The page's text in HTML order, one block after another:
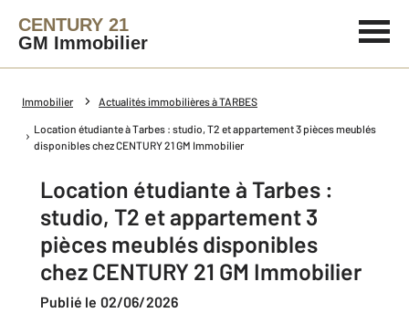
CENTURY 21
GM Immobilier
Immobilier Actualités immobilières à TARBES
Location étudiante à Tarbes : studio, T2 et appartement 3 pièces meublés
disponibles chez CENTURY 21 GM Immobilier
Location étudiante à Tarbes :
studio, T2 et appartement 3
pièces meublés disponibles
chez CENTURY 21 GM Immobilier
Publié le 02/06/2026